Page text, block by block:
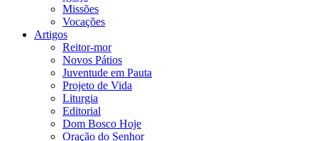
Missões
Vocações
Artigos
Reitor-mor
Novos Pátios
Juventude em Pauta
Projeto de Vida
Liturgia
Editorial
Dom Bosco Hoje
Oração do Senhor